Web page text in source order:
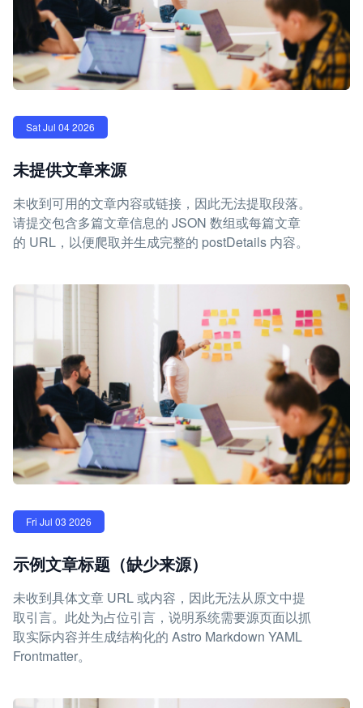
Sat Jul 04 2026
未提供文章来源
未收到可用的文章内容或链接，因此无法提取段落。
请提交包含多篇文章信息的 JSON 数组或每篇文章
的 URL，以便爬取并生成完整的 postDetails 内容。
Fri Jul 03 2026
示例文章标题（缺少来源）
未收到具体文章 URL 或内容，因此无法从原文中提
取引言。此处为占位引言，说明系统需要源页面以抓
取实际内容并生成结构化的 Astro Markdown YAML
Frontmatter。